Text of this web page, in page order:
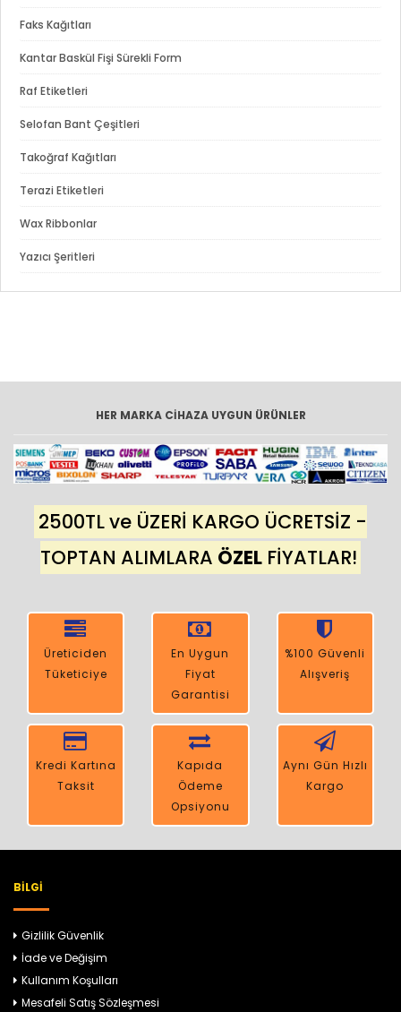
Faks Kağıtları
Kantar Baskül Fişi Sürekli Form
Raf Etiketleri
Selofan Bant Çeşitleri
Takoğraf Kağıtları
Terazi Etiketleri
Wax Ribbonlar
Yazıcı Şeritleri
HER MARKA CİHAZA UYGUN ÜRÜNLER
2500TL ve ÜZERİ KARGO ÜCRETSİZ -
TOPTAN ALIMLARA ÖZELFİYATLAR!
Üreticiden
Tüketiciye
En Uygun
Fiyat
Garantisi
%100 Güvenli
Alışveriş
Kredi Kartına
Taksit
Kapıda
Ödeme
Opsiyonu
Aynı Gün Hızlı
Kargo
BILGI
Gizlilik Güvenlik
İade ve Değişim
Kullanım Koşulları
Mesafeli Satış Sözleşmesi